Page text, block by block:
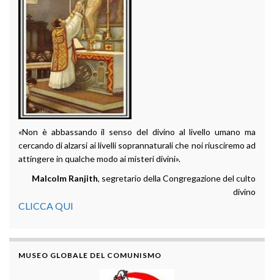
«Non è abbassando il senso del divino al livello umano ma
cercando di alzarsi ai livelli soprannaturali che noi riusciremo ad
attingere in qualche modo ai misteri divini».
Malcolm Ranjith, segretario della Congregazione del culto
divino
CLICCA QUI
MUSEO GLOBALE DEL COMUNISMO